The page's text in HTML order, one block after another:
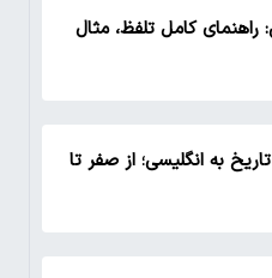
کامل تلفظ، مثال
به انگلیسی؛ از صفر تا